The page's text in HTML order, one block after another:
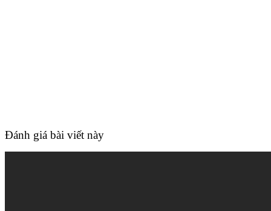
Đánh giá bài viết này